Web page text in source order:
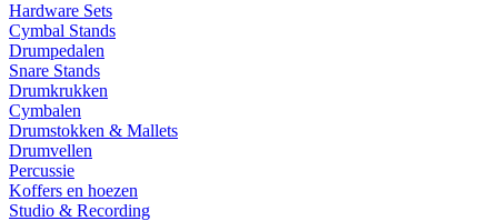
Hardware Sets
Cymbal Stands
Drumpedalen
Snare Stands
Drumkrukken
Cymbalen
Drumstokken & Mallets
Drumvellen
Percussie
Koffers en hoezen
Studio & Recording